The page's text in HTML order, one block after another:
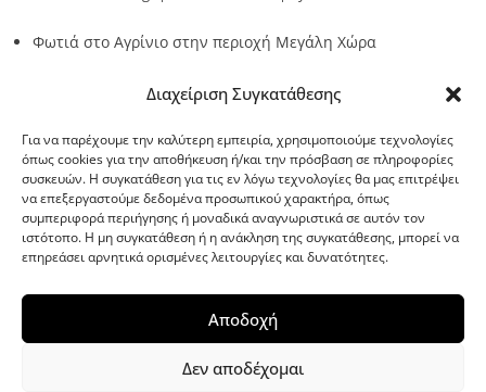
Διαχείριση Συγκατάθεσης
Για να παρέχουμε την καλύτερη εμπειρία, χρησιμοποιούμε τεχνολογίες
όπως cookies για την αποθήκευση ή/και την πρόσβαση σε πληροφορίες
συσκευών. Η συγκατάθεση για τις εν λόγω τεχνολογίες θα μας επιτρέψει
να επεξεργαστούμε δεδομένα προσωπικού χαρακτήρα, όπως
συμπεριφορά περιήγησης ή μοναδικά αναγνωριστικά σε αυτόν τον
ιστότοπο. Η μη συγκατάθεση ή η ανάκληση της συγκατάθεσης, μπορεί να
επηρεάσει αρνητικά ορισμένες λειτουργίες και δυνατότητες.
Αποδοχή
Δεν αποδέχομαι
Φωτιά στο Αγρίνιο στην περιοχή Μεγάλη Χώρα
G-point.gr